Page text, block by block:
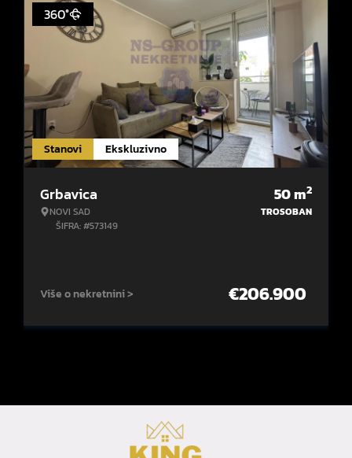
Stanovi Ekskluzivno
360°
Grbavica
NOVI SAD
ŠIFRA: #573149
50m2
TROSOBAN
Više o nekretnini > €206.900